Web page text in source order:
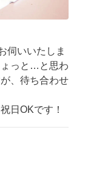
伺いいたしま
ょっと…と思わ
、待ち合わせ
日OKです！